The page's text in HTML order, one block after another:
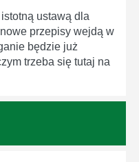
ustawą dla
przepisy wejdą w
będzie już
trzeba się tutaj na